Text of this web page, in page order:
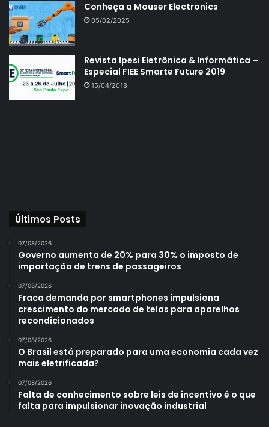
Conheça a Mouser Electronics
05/02/2025
Revista Ipesi Eletrônica & Informática –
Especial FIEE Smarte Future 2019
15/04/2018
Últimos Posts
07/08/2026
Governo aumenta de 20% para 30% o imposto de
importação de trens de passageiros
07/08/2026
Fraca demanda por smartphones impulsiona
crescimento do mercado de telas para aparelhos
recondicionados
07/08/2026
O Brasil está preparado para uma economia cada vez
mais eletrificada?
07/08/2026
Falta de conhecimento sobre leis de incentivo é o que
falta para impulsionar inovação industrial